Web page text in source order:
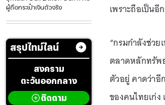
ผู้ถือกระเป๋าเงินตัวจริง
สรุปไทม์ไลน์
สงคราม
ตะวันออกกลาง
ติดตาม
เพราะถือเป็น
“กรมกำลังช่ว
ตลาดหลักทรัพ
ตัวอยู่ คาดว่าอี
ของคนไทยเก่